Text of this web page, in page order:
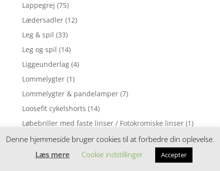
Lappegrej (75)
Lædersadler (12)
Leg & spil (33)
Leg og spil (14)
Liggeunderlag (4)
Lommelygter (1)
Lommelygter & pandelamper (7)
Loosefit cykelshorts (14)
Løbebriller med faste linser / Fotokromiske linser (1)
Løbebriller med styrke (2)
Løbecykel (31)
Denne hjemmeside bruger cookies til at forbedre din oplevelse.
Læs mere
Cookie indstillinger Accepter